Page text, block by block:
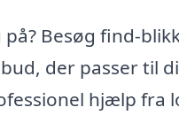
på? Besøg find-
der passer til
hjælp fra